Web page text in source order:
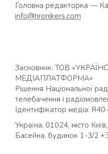
Головна редакторка —
info@hronikers.com
Засновник: ТОВ
МЕДІАПЛАТФОРМА»
Рішення Національної
телебачення і
Ідентифікатор медіа:
Україна, 01024, місто
Басейна, будинок 1-3/2